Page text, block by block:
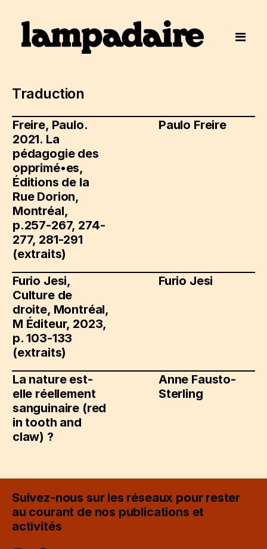
Traduction
Freire, Paulo.
2021. La
pédagogie des
opprimé•es,
Éditions de la
Rue Dorion,
Montréal,
p.257-267, 274-
277, 281-291
(extraits)
Paulo Freire
Furio Jesi,
Culture de
droite, Montréal,
M Éditeur, 2023,
p. 103-133
(extraits)
Furio Jesi
La nature est-
elle réellement
sanguinaire (red
in tooth and
claw) ?
Anne Fausto-
Sterling
Suivez-nous sur les réseaux pour rester
au courant de nos publications et
activités